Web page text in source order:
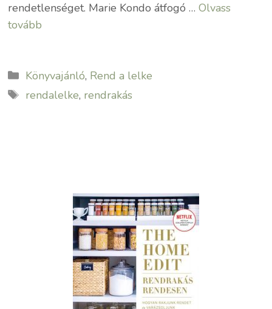
rendetlenséget. Marie Kondo átfogó …Olvass
tovább
Kategória
Könyvajánló, Rend a lelke
Címkék
rendalelke, rendrakás